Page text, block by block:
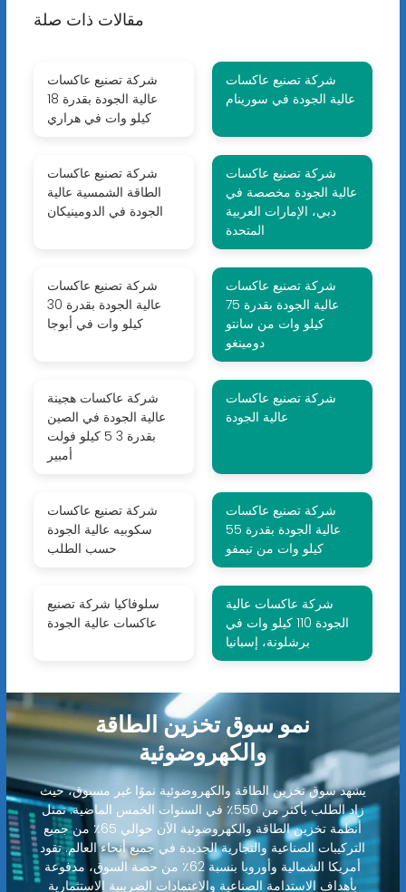
مقالات ذات صلة
شركة تصنيع عاكسات
عالية الجودة بقدرة 18
كيلو وات في هراري
شركة تصنيع عاكسات
عالية الجودة في سورينام
شركة تصنيع عاكسات
الطاقة الشمسية عالية
الجودة في الدومينيكان
شركة تصنيع عاكسات
عالية الجودة مخصصة في
دبي، الإمارات العربية
المتحدة
شركة تصنيع عاكسات
عالية الجودة بقدرة 30
كيلو وات في أبوجا
شركة تصنيع عاكسات
عالية الجودة بقدرة 75
كيلو وات من سانتو
دومينغو
شركة عاكسات هجينة
عالية الجودة في الصين
بقدرة 3 5 كيلو فولت
أمبير
شركة تصنيع عاكسات
عالية الجودة
شركة تصنيع عاكسات
سكوبيه عالية الجودة
حسب الطلب
شركة تصنيع عاكسات
عالية الجودة بقدرة 55
كيلو وات من تيمفو
سلوفاكيا شركة تصنيع
عاكسات عالية الجودة
شركة عاكسات عالية
الجودة 110 كيلو وات في
برشلونة، إسبانيا
نمو سوق تخزين الطاقة
والكهروضوئية
يشهد سوق تخزين الطاقة والكهروضوئية نموًا غير مسبوق، حيث
زاد الطلب بأكثر من 550٪ في السنوات الخمس الماضية. تمثل
أنظمة تخزين الطاقة والكهروضوئية الآن حوالي 65٪ من جميع
التركيبات الصناعية والتجارية الجديدة في جميع أنحاء العالم. تقود
أمريكا الشمالية وأوروبا بنسبة 62٪ من حصة السوق، مدفوعة
بأهداف الاستدامة الصناعية والاعتمادات الضريبية الاستثمارية